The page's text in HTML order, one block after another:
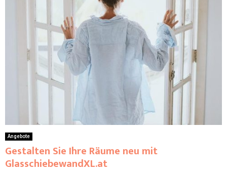
Angebote
Gestalten Sie Ihre Räume neu mit
GlasschiebewandXL.at